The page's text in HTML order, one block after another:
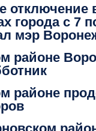
отключение
города с 7
мэр
районе
районе